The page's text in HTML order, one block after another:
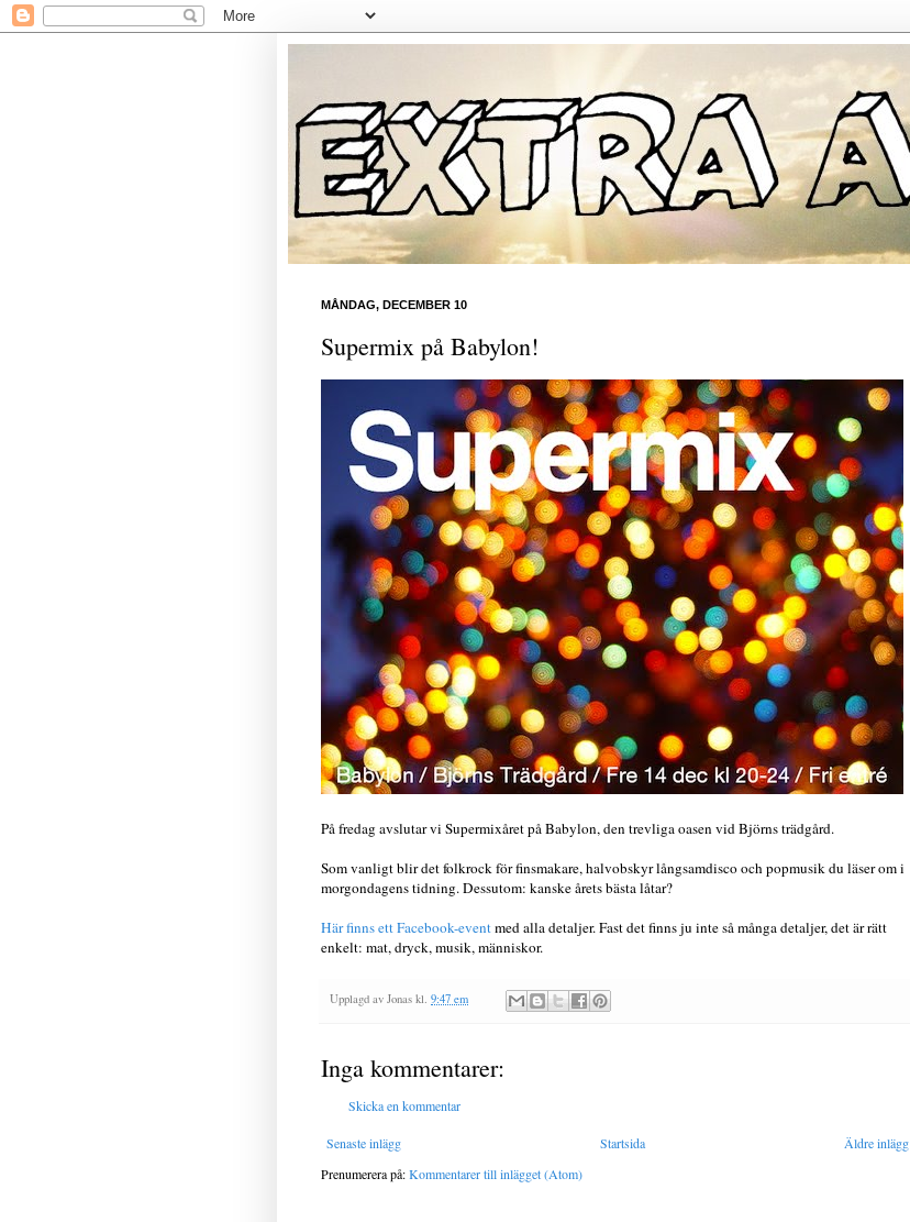
MÅNDAG, DECEMBER 10
Supermix på Babylon!
På fredag avslutar vi Supermixåret på Babylon, den trevliga oasen vid Björns trädgård.
Som vanligt blir det folkrock för finsmakare, halvobskyr långsamdisco och popmusik du läser om i
morgondagens tidning. Dessutom: kanske årets bästa låtar?
Här finns ett Facebook-eventmed alla detaljer. Fast det finns ju inte så många detaljer, det är rätt
enkelt: mat, dryck, musik, människor.
Upplagd av Jonas kl. 9:47 em
Inga kommentarer:
Skicka en kommentar
Senaste inlägg Äldre inlägg
Startsida
Prenumerera på:Kommentarer till inlägget (Atom)